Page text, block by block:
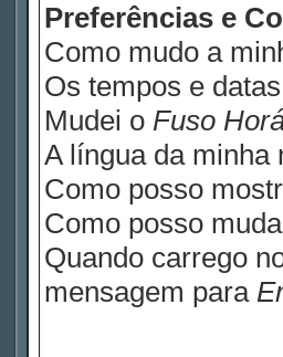
Preferências e
Como mudo a
Os tempos e
Mudei o Fuso
A língua da minha
Como posso
Como posso
Quando carrego
mensagem para